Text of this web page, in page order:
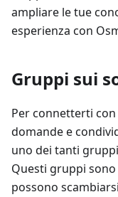
ampliare le tue
esperienza con
Gruppi sui
Per connetterti
domande e
uno dei tanti
Questi gruppi
possono